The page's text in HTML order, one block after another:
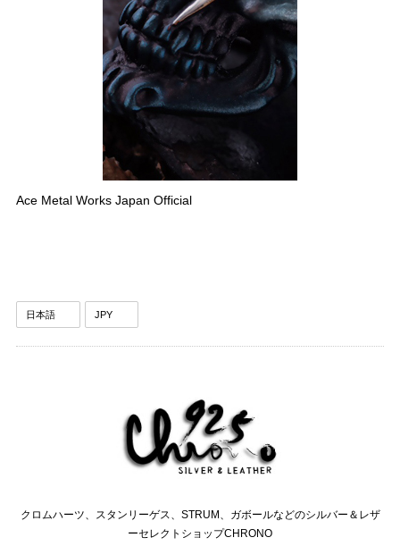
Ace Metal Works Japan Official
クロムハーツ、スタンリーゲス、STRUM、ガボールなどのシルバー＆レザ
ーセレクトショップCHRONO